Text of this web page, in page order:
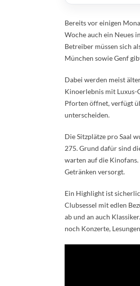
Bereits vor einigen
Woche auch ein Neues
Betreiber müssen sich
München sowie Genf
Dabei werden meist
Kinoerlebnis mit Luxus-
Pforten öffnet, verfügt
unterscheiden.
Die Sitzplätze pro Saal
275. Grund dafür sind
warten auf die
Getränken versorgt.
Ein Highlight ist
Clubsessel mit edlen
ab und an auch
noch Konzerte,